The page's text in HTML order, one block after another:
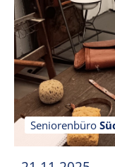
Seniorenbüro